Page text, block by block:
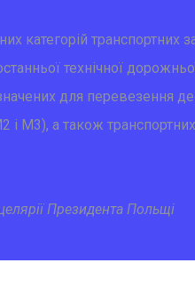
категорій транспортних
технічної
для перевезення
і М3), а також
Президента Польщі